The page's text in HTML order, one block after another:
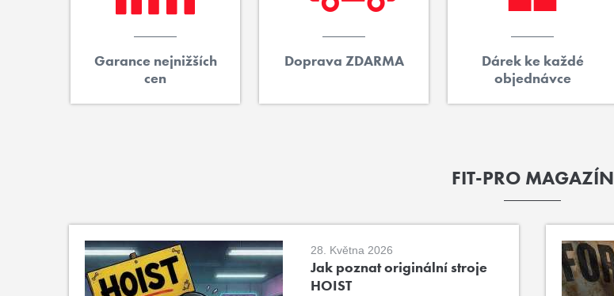
Garance nejnižších
cen
Doprava ZDARMA
Dárek ke každé
objednávce
FIT-PRO MAGAZÍN
28. Května 2026
Jak poznat originální stroje
HOIST